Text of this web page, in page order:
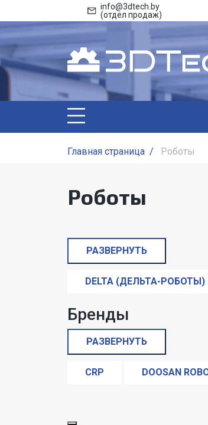
info@3dtech.by
(отдел продаж)
Главная страница / Роботы
Роботы
РАЗВЕРНУТЬ
DELTA (ДЕЛЬТА-РОБОТЫ)
РОБОТЫ ДЛЯ
Бренды
РАЗВЕРНУТЬ
CRP DOOSAN